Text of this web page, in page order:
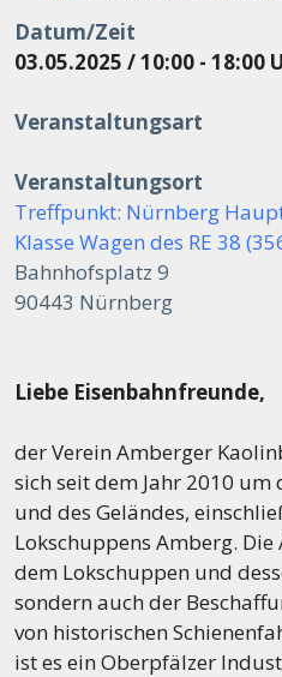
Datum/Zeit
03.05.2025 / 10:00 - 18:00
Veranstaltungsart
Veranstaltungsort
Treffpunkt: Nürnberg
Klasse Wagen des RE 38
Bahnhofsplatz 9
90443 Nürnberg
Liebe Eisenbahnfreunde,
der Verein Amberger
sich seit dem Jahr 2010
und des Geländes,
Lokschuppens Amberg.
dem Lokschuppen und
sondern auch der
von historischen
ist es ein Oberpfälzer